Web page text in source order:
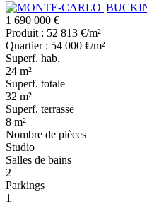
1 690 000 €
Produit : 52 813 €/m²
Quartier : 54 000 €/m²
Superf. hab.
24 m²
Superf. totale
32 m²
Superf. terrasse
8 m²
Nombre de pièces
Studio
Salles de bains
2
Parkings
1